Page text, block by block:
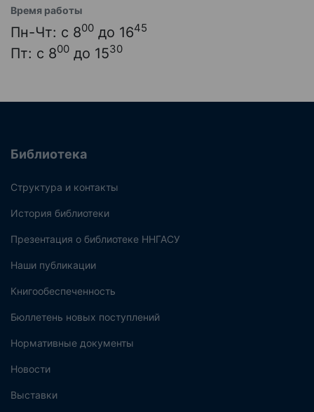
Время работы
Пн-Чт: с 800 до 1645
Пт: с 800 до 1530
Библиотека
Структура и контакты
История библиотеки
Презентация о библиотеке ННГАСУ
Наши публикации
Книгообеспеченность
Бюллетень новых поступлений
Нормативные документы
Новости
Выставки